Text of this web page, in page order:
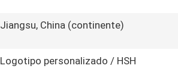
Jiangsu, China (continente)
Logotipo personalizado / HSH